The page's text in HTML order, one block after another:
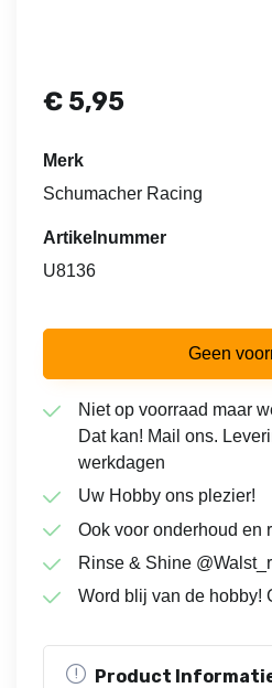
€ 5,95
Merk
Schumacher Racing
Artikelnummer
U8136
Geen
Niet op voorraad maar
Dat kan! Mail ons.
werkdagen
Uw Hobby ons plezier!
Ook voor onderhoud en
Rinse & Shine
Word blij van de hobby!
Product